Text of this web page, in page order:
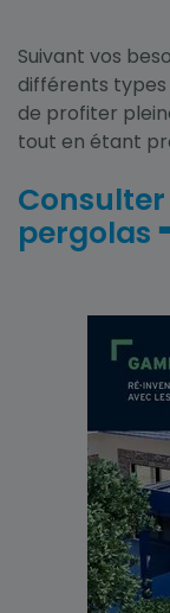
Suivant vos
différents
de profiter
tout en étant
pergolas